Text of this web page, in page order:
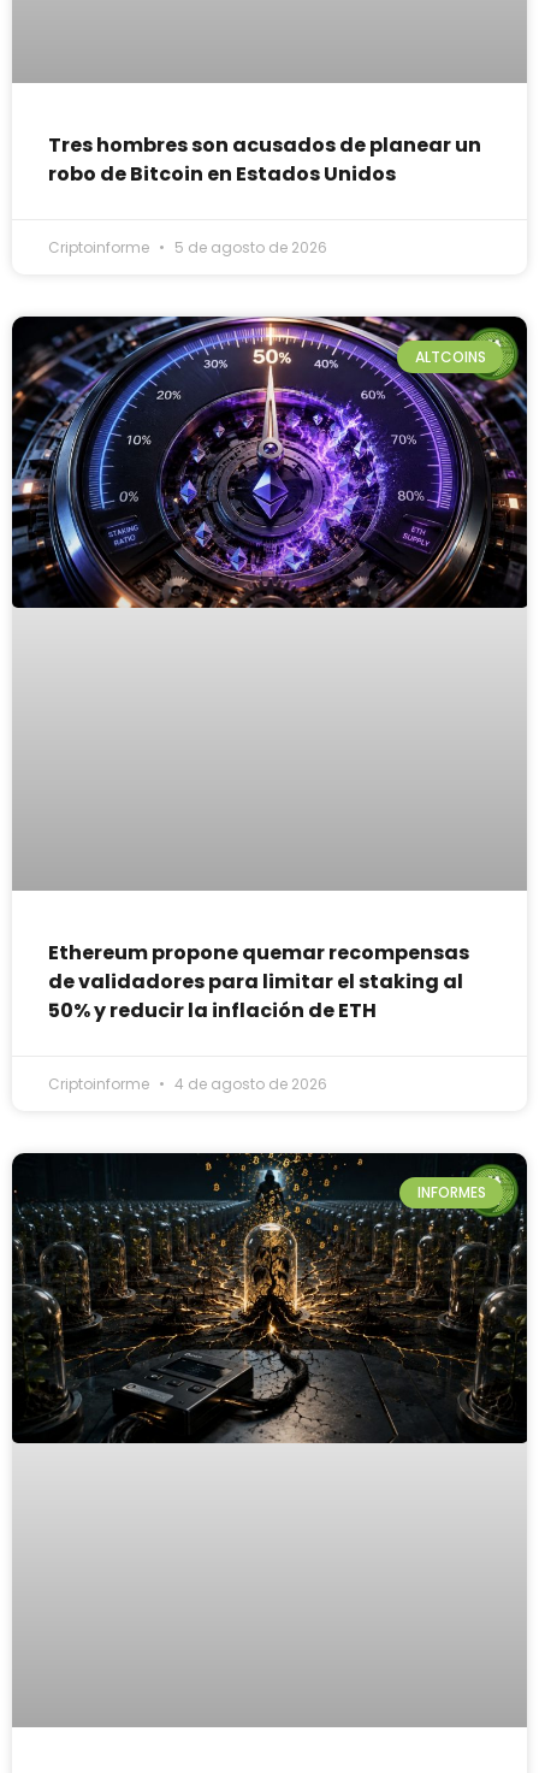
Tres hombres son acusados de planear un
robo de Bitcoin en Estados Unidos
Criptoinforme 5 de agosto de 2026
ALTCOINS
Ethereum propone quemar recompensas
de validadores para limitar el staking al
50% y reducir la inflación de ETH
Criptoinforme 4 de agosto de 2026
INFORMES